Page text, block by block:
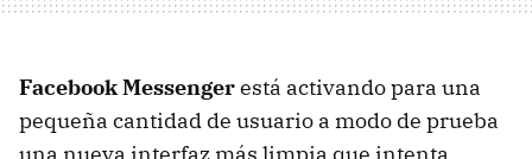
Facebook Messengerestá activando para una
pequeña cantidad de usuario a modo de prueba